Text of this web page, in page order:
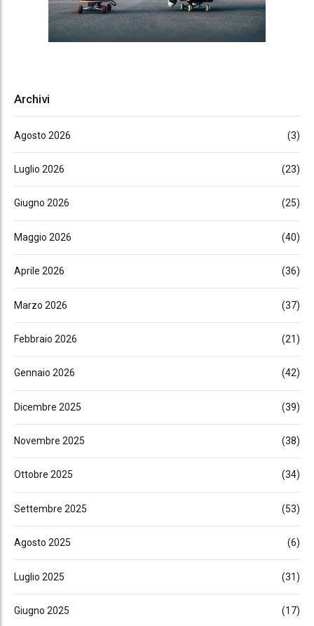
Archivi
Agosto 2026 (3)
Luglio 2026 (23)
Giugno 2026 (25)
Maggio 2026 (40)
Aprile 2026 (36)
Marzo 2026 (37)
Febbraio 2026 (21)
Gennaio 2026 (42)
Dicembre 2025 (39)
Novembre 2025 (38)
Ottobre 2025 (34)
Settembre 2025 (53)
Agosto 2025 (6)
Luglio 2025 (31)
Giugno 2025 (17)